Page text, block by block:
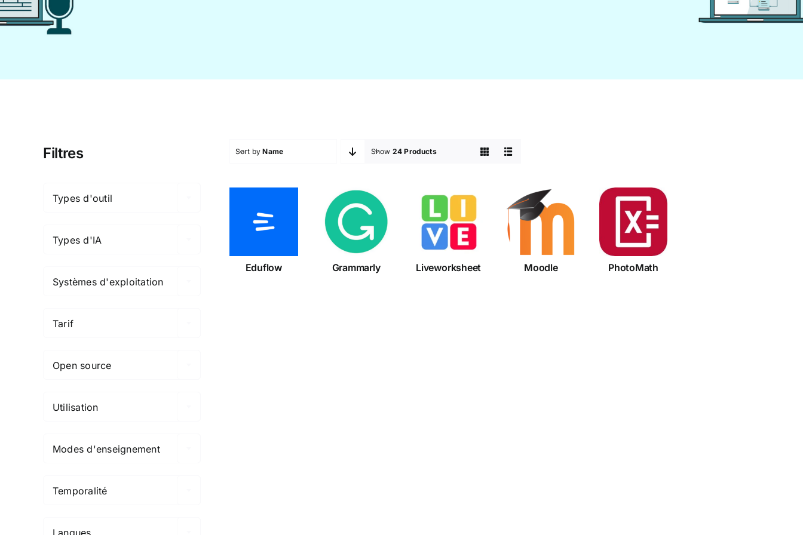
Filtres
Types d'outil
Types d'IA
Systèmes d'exploitation
Tarif
Open source
Utilisation
Modes d'enseignement
Temporalité
Langues
Sort byName Show 24 Products
Eduflow
Eduflow
Grammarly
Grammarly
Liveworksheet
Liveworksheet
Moodle
Moodle
PhotoMath
PhotoMath